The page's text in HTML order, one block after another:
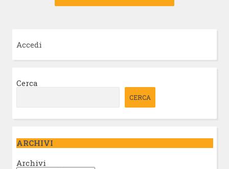
Accedi
Cerca
CERCA
ARCHIVI
Archivi